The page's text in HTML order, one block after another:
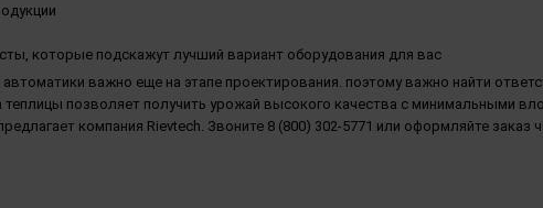
которые подскажут лучший вариант оборудования для вас
важно еще на этапе проектирования. поэтому важно найти
позволяет получить урожай высокого качества с минимальными
компания Rievtech. Звоните 8 (800) 302-5771 или оформляйте заказ